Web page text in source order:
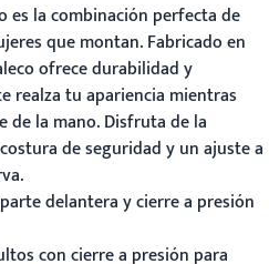
es la combinación perfecta de
que montan. Fabricado en
ofrece durabilidad y
realza tu apariencia mientras
de la mano. Disfruta de la
de seguridad y un ajuste a
delantera y cierre a presión
con cierre a presión para